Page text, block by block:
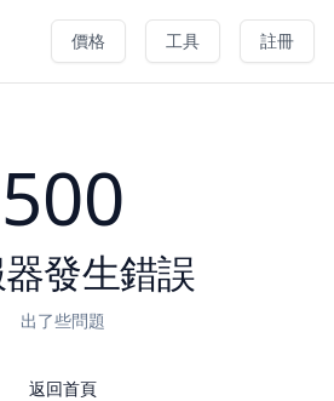
價格 工具 註冊
500
發生錯誤
出了些問題
返回首頁